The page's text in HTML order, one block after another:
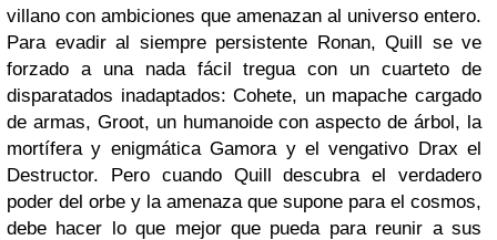
villano con ambiciones que amenazan al universo entero.
Para evadir al siempre persistente Ronan, Quill se ve
forzado a una nada fácil tregua con un cuarteto de
disparatados inadaptados: Cohete, un mapache cargado
de armas, Groot, un humanoide con aspecto de árbol, la
mortífera y enigmática Gamora y el vengativo Drax el
Destructor. Pero cuando Quill descubra el verdadero
poder del orbe y la amenaza que supone para el cosmos,
debe hacer lo que mejor que pueda para reunir a sus